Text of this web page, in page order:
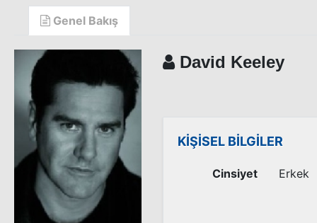
Genel Bakış
David Keeley
KİŞİSEL BİLGİLER
Cinsiyet Erkek